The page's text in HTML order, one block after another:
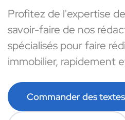
Profitez de l'expertise
savoir-faire de nos
spécialisés pour faire
immobilier, rapidement
Commander des textes